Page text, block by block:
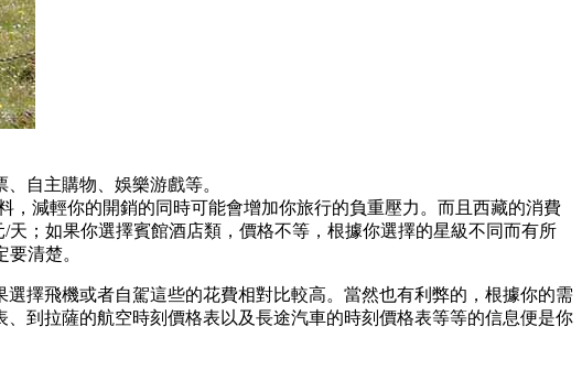
自主購物、娛樂游戲等。
，減輕你的開銷的同時可能會增加你旅行的負重壓力。而且西藏的消費
；如果你選擇賓館酒店類，價格不等，根據你選擇的星級不同而有所
清楚。
擇飛機或者自駕這些的花費相對比較高。當然也有利弊的，根據你的需
到拉薩的航空時刻價格表以及長途汽車的時刻價格表等等的信息便是你